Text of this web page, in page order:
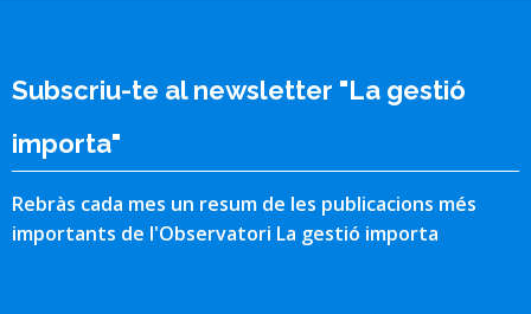
Subscriu-te al newsletter "La gestió
importa"
Rebràs cada mes un resum de les publicacions més
importants de l'Observatori La gestió importa